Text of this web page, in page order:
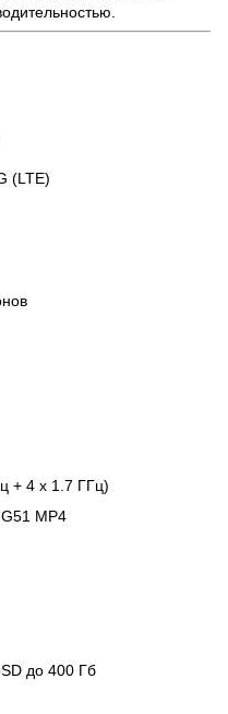
(LTE)
+ 4 x 1.7 ГГц)
MP4
до 400 Гб